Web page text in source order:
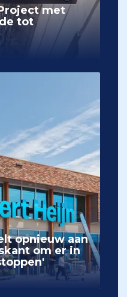
met
tot
opnieuw aan
om er in